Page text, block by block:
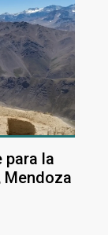
para la
Mendoza